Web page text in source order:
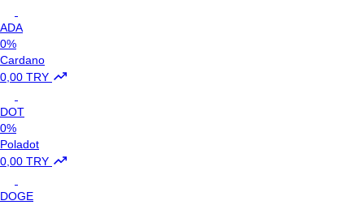
ADA
0%
Cardano
0,00 TRY
DOT
0%
Poladot
0,00 TRY
DOGE